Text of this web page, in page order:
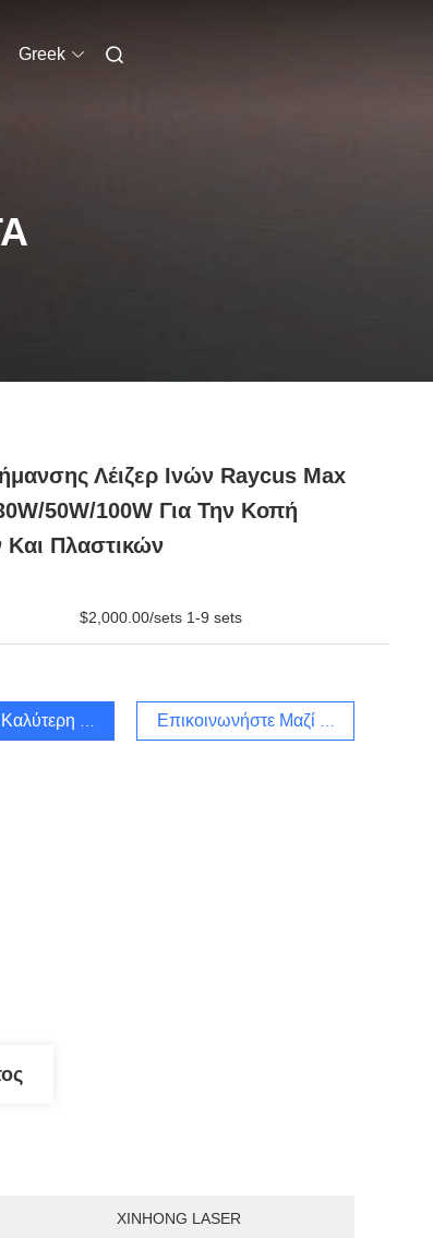
Greek
Λέιζερ Ινών Raycus Max
50W/100W Για Την Κοπή
Πλαστικών
$2,000.00/sets 1-9 sets
Τιμή Επικοινωνήστε Μαζί Μας
XINHONG LASER